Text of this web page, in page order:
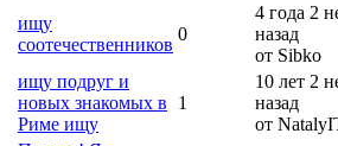
ищу
соотечественников
0
4 года 2
назад
от Sibko
ищу подруг и
новых знакомых в
Риме ищу
1
10 лет 2
назад
от